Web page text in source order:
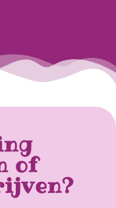
of